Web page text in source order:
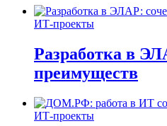
ИТ-проекты
Разработка в
преимуществ
ИТ-проекты